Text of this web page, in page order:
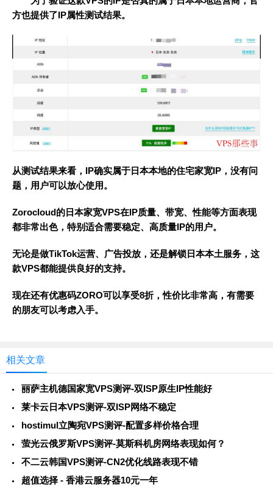
方也提供了IP属性测试结果。
从测试结果来看，IP确实属于日本本地的住宅家宽IP，没有问
题，用户可以放心使用。
Zorocloud的日本家宽VPS在IP质量、带宽、性能等方面表现
都非常出色，特别适合需要稳定、高质量IP的用户。
无论是做TikTok运营、广告投放，还是解锁日本本土服务，这
款VPS都能提供良好的支持。
现在还有优惠码ZORO可以享受8折，性价比非常高，有需要
的朋友可以考虑入手。
相关文章
丽萨主机德国家宽VPS测评-双ISP原生IP性能好
莱卡云日本VPS测评-双ISP网络不稳定
hostimul立陶宛VPS测评-配置多样价格合理
萤光云俄罗斯VPS测评-莫斯科机房网络表现如何？
不二云韩国VPS测评-CN2优化线路表现不错
超值选择 - 香港云服务器10元一年